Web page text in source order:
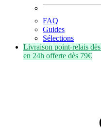
FAQ
Guides
Sélections
Livraison point-relais dès
en 24h offerte dès 79€